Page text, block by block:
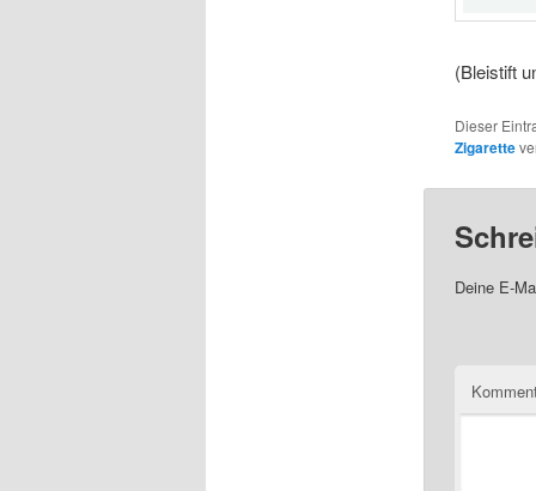
(Bleistift
Dieser
Zigarette
Deine E-